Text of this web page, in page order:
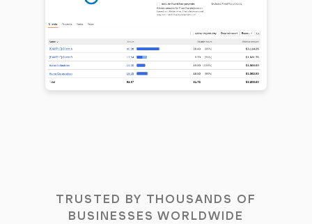
TRUSTED BY THOUSANDS OF
BUSINESSES WORLDWIDE